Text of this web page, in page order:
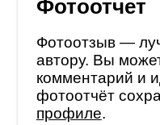
Фотоотчет
Фотоотзыв —
автору. Вы
комментарий и
фотоотчёт
профиле.